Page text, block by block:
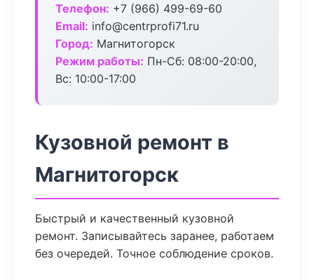
Телефон: +7 (966) 499-69-60
Email: info@centrprofi71.ru
Город: Магнитогорск
Режим работы: Пн-Сб: 08:00-20:00,
Вс: 10:00-17:00
Кузовной ремонт в
Магнитогорск
Быстрый и качественный кузовной
ремонт. Записывайтесь заранее, работаем
без очередей. Точное соблюдение сроков.